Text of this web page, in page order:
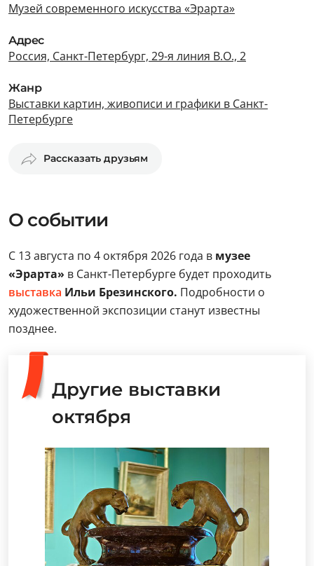
Музей современного искусства «Эрарта»
Адрес
Россия, Санкт-Петербург, 29-я линия В.О., 2
Жанр
Выставки картин, живописи и графики в Санкт-
Петербурге
Рассказать друзьям
О событии
С 13 августа по 4 октября 2026 года в музее
«Эрарта» в Санкт-Петербурге будет проходить
выставка Ильи Брезинского. Подробности о
художественной экспозиции станут известны
позднее.
Другие выставки
октября